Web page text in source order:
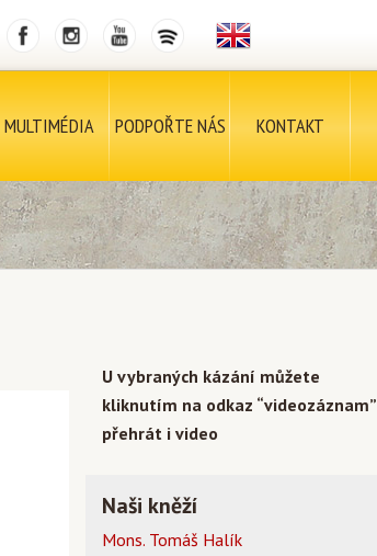
MULTIMÉDIA PODPOŘTE NÁS KONTAKT
U vybraných kázání můžete
kliknutím na odkaz “videozáznam”
přehrát i video
Naši kněží
Mons. Tomáš Halík